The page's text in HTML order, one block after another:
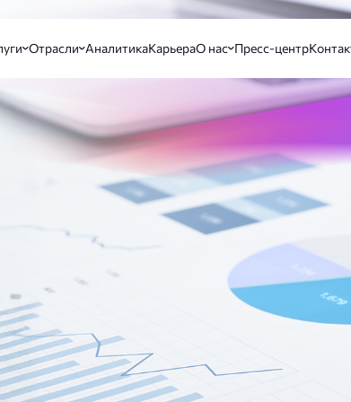
Отрасли АналитикаКарьераО нас Пресс-центр